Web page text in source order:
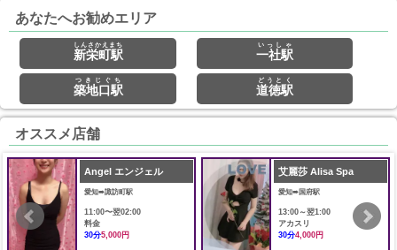
あなたへお勧めエリア
新栄町駅
しんさかえまち
一社駅
いっしゃ
築地口駅
つきじぐち
道徳駅
どうとく
オススメ店舗
Angel エンジェル
愛知➠諏訪町駅
11:00〜翌02:00
料金
30分5,000円
艾麗莎 Alisa Spa
愛知➠国府駅
13:00～翌1:00
アカスリ
30分4,000円